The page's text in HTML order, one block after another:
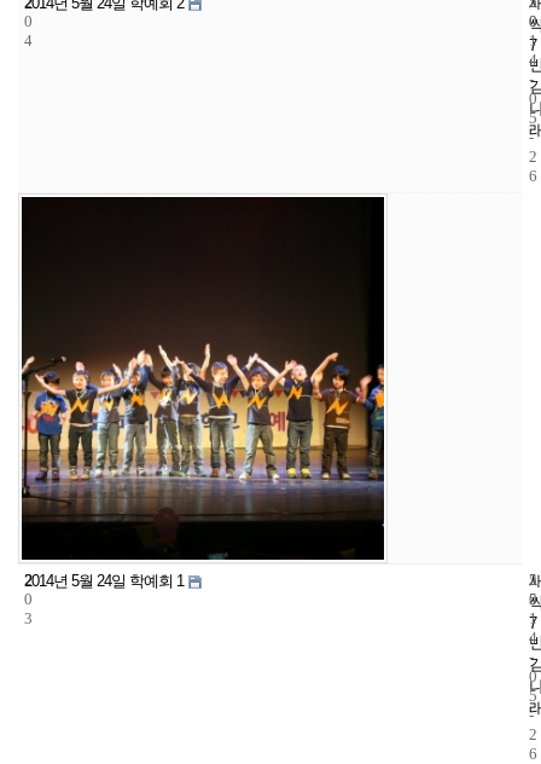
0
4
7
0
0
1
4
-
0
5
-
2
6
2
0
3
2014년 5월 24일 학예회 1
7
5
5
2
0
1
4
-
0
5
-
2
6